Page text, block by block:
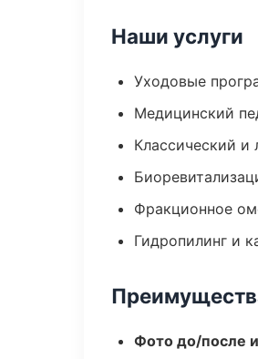
Наши услуги
Уходовые
Медицинский
Классический
Фракционное
Гидропилинг и
Фото до/после